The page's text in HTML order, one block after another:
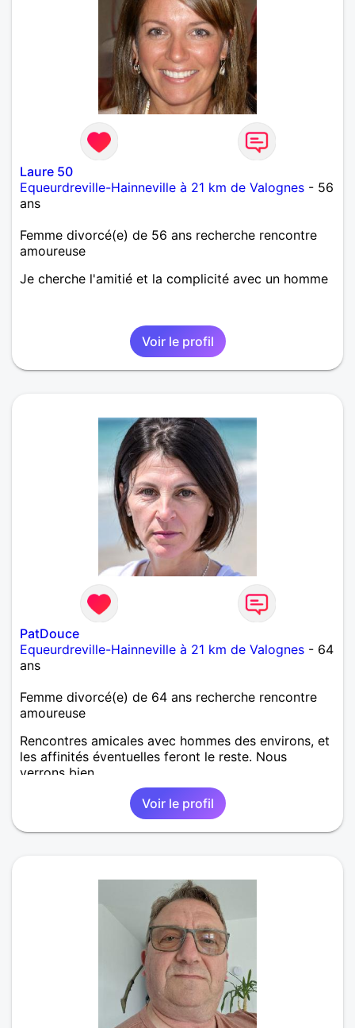
Laure 50
Equeurdreville-Hainneville à 21 km de Valognes - 56
ans
Femme divorcé(e) de 56 ans recherche rencontre
amoureuse
Je cherche l'amitié et la complicité avec un homme
Voir le profil
PatDouce
Equeurdreville-Hainneville à 21 km de Valognes - 64
ans
Femme divorcé(e) de 64 ans recherche rencontre
amoureuse
Rencontres amicales avec hommes des environs, et
les affinités éventuelles feront le reste. Nous
verrons bien.
Voir le profil